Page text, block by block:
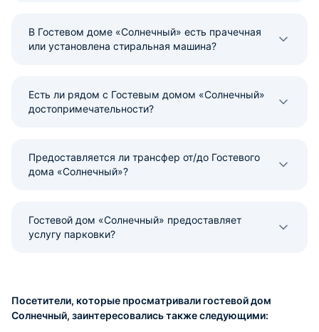
В Гостевом доме «Солнечный» есть прачечная
или установлена стиральная машина?
Есть ли рядом с Гостевым домом «Солнечный»
достопримечательности?
Предоставляется ли трансфер от/до Гостевого
дома «Солнечный»?
Гостевой дом «Солнечный» предоставляет
услугу парковки?
Посетители, которые просматривали гостевой дом
Солнечный, заинтересовались также следующими: